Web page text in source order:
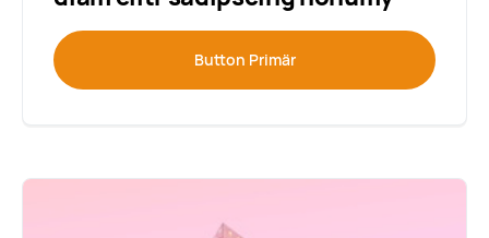
Button Primär